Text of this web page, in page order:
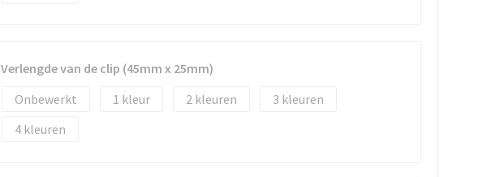
Verlengde van de clip (45mm x 25mm)
Onbewerkt
1 2
3
4